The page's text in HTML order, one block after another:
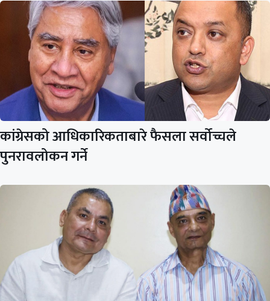
कांग्रेसको आधिकारिकताबारे फैसला सर्वोच्चले
पुनरावलोकन गर्ने